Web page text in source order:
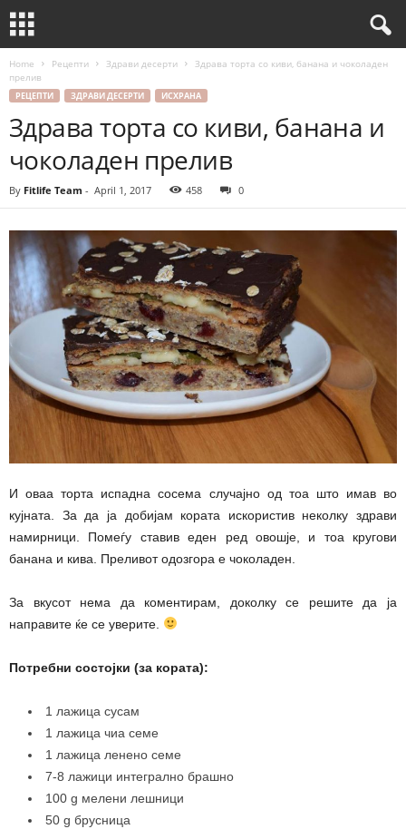
Home Рецепти Здрави десерти
Здрава торта со киви, банана и чоколаден
прелив
РЕЦЕПТИ ЗДРАВИ ДЕСЕРТИ ИСХРАНА
Здрава торта со киви, банана и
чоколаден прелив
By Fitlife Team - April 1, 2017 458 0
И оваа торта испадна сосема случајно од тоа што имав во
кујната. За да ја добијам кората искористив неколку здрави
намирници. Помеѓу ставив еден ред овошје, и тоа кругови
банана и кива. Преливот одозгора е чоколаден.
За вкусот нема да коментирам, доколку се решите да ја
направите ќе се уверите.
Потребни состојки (за кората):
1 лажица сусам
1 лажица чиа семе
1 лажица ленено семе
7-8 лажици интегрално брашно
100 g мелени лешници
50 g брусница